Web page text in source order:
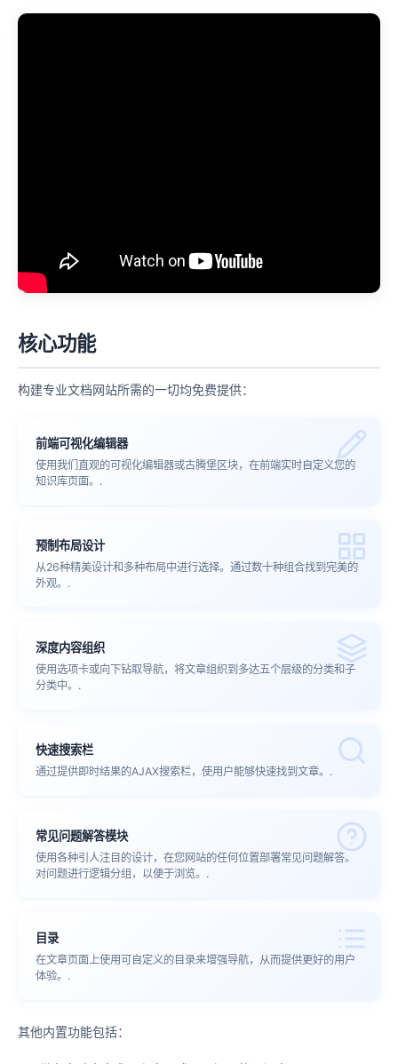
核心功能
构建专业文档网站所需的一切均免费提供：
前端可视化编辑器
使用我们直观的可视化编辑器或古腾堡区块，在前端实时自定义您的
知识库页面。.
预制布局设计
从26种精美设计和多种布局中进行选择。通过数十种组合找到完美的
外观。.
深度内容组织
使用选项卡或向下钻取导航，将文章组织到多达五个层级的分类和子
分类中。.
快速搜索栏
通过提供即时结果的AJAX搜索栏，使用户能够快速找到文章。.
常见问题解答模块
使用各种引人注目的设计，在您网站的任何位置部署常见问题解答。
对问题进行逻辑分组，以便于浏览。.
目录
在文章页面上使用可自定义的目录来增强导航，从而提供更好的用户
体验。.
其他内置功能包括：